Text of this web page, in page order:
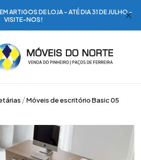
ARTIGOS DE LOJA - ATÉ DIA 31 DE JULHO -
VISITE-NOS!
Móveis de escritório Basic 05